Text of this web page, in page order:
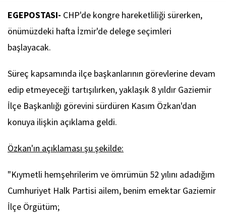
EGEPOSTASI- CHP'de kongre hareketliliği sürerken,
önümüzdeki hafta İzmir'de delege seçimleri
başlayacak.
Süreç kapsamında ilçe başkanlarının görevlerine devam
edip etmeyeceği tartışılırken, yaklaşık 8 yıldır Gaziemir
İlçe Başkanlığı görevini sürdüren Kasım Özkan'dan
konuya ilişkin açıklama geldi.
Özkan'ın açıklaması şu şekilde:
"Kıymetli hemşehrilerim ve ömrümün 52 yılını adadığım
Cumhuriyet Halk Partisi ailem, benim emektar Gaziemir
İlçe Örgütüm;